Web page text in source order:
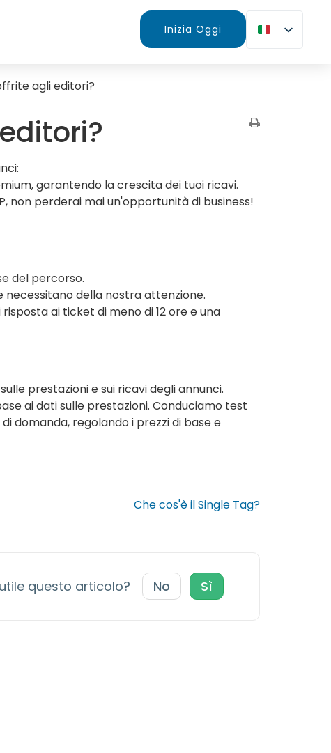
Inizia Oggi
agli editori?
garantendo la crescita dei tuoi ricavi.
non perderai mai un'opportunità di business!
del percorso.
della nostra attenzione.
ai ticket di meno di 12 ore e una
prestazioni e sui ricavi degli annunci.
ai dati sulle prestazioni. Conduciamo test
domanda, regolando i prezzi di base e
Che cos'è il Single Tag?
questo articolo? No Sì